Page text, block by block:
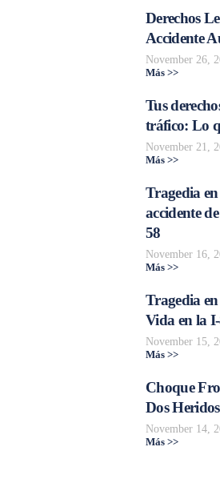
Derechos
Accidente
November 26,
Más >>
Tus
tráfico: Lo
November 21,
Más >>
Tragedia
accidente
58
November 16,
Más >>
Tragedia
Vida en la
November 15,
Más >>
Choque
Dos
November 14,
Más >>